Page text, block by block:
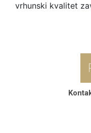
vrhunski kvalitet